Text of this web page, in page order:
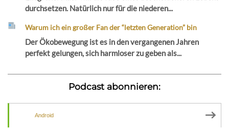
durchsetzen. Natürlich nur für die niederen...
Warum ich ein großer Fan der “letzten Generation” bin
Der Ökobewegung ist es in den vergangenen Jahren
perfekt gelungen, sich harmloser zu geben als...
Podcast abonnieren:
Android